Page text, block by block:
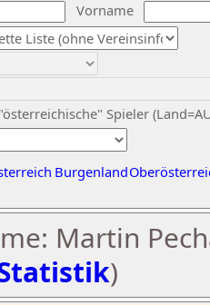
Vorname
Spieler
Burgenland
Martin
)